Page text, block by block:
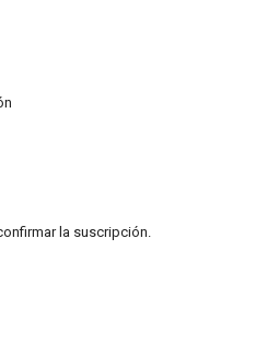
la suscripción.